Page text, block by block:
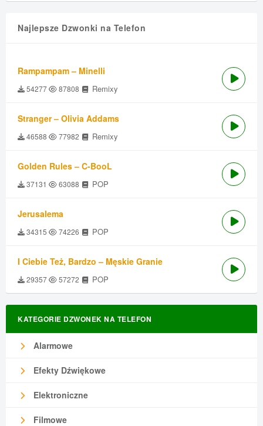
Najlepsze Dzwonki na Telefon
Rampampam – Minelli
54277 87808 Remixy
Stranger – Olivia Addams
46588 77982 Remixy
Golden Rules – C-BooL
37131 63088 POP
Jerusalema
34315 74226 POP
I Ciebie Też, Bardzo – Męskie Granie
29357 57272 POP
KATEGORIE DZWONEK NA TELEFON
Alarmowe
Efekty Dźwiękowe
Elektroniczne
Filmowe